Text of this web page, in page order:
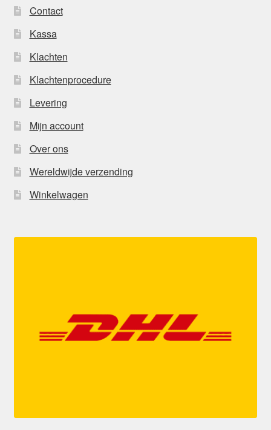
Contact
Kassa
Klachten
Klachtenprocedure
Levering
Mijn account
Over ons
Wereldwijde verzending
Winkelwagen